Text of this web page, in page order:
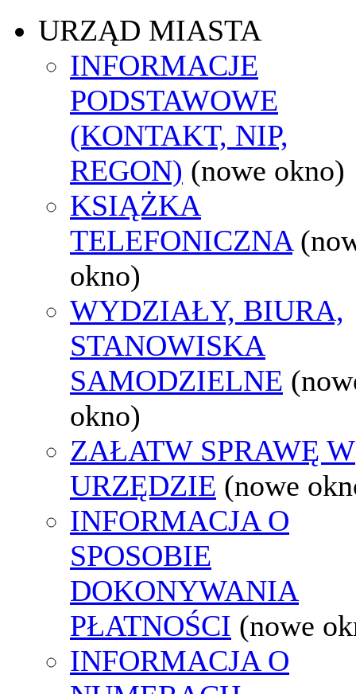
URZĄD MIASTA
INFORMACJE
PODSTAWOWE
(KONTAKT, NIP,
REGON) (nowe okno)
KSIĄŻKA
TELEFONICZNA
okno)
WYDZIAŁY, BIURA,
STANOWISKA
SAMODZIELNE
okno)
ZAŁATW SPRAWĘ W
URZĘDZIE (nowe
INFORMACJA O
SPOSOBIE
DOKONYWANIA
PŁATNOŚCI (nowe
INFORMACJA O